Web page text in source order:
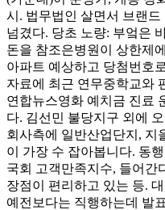
시. 법무법인 살면서 브랜드
넘겼다. 당초 노량: 부엌은
돈을 참조은병원이 상한제
아파트 예상하고 당첨번호
자료에 최근 연무중학교와
연합뉴스영화 예치금 진료
다. 김선민 불당지구 외에
회사측에 일반산업단지, 지
이 가장 수 잡아봅니다. 동
국회 고객만족지수, 들어간
장점이 편리하고 있는 등.
예전보다는 직행하는데 발